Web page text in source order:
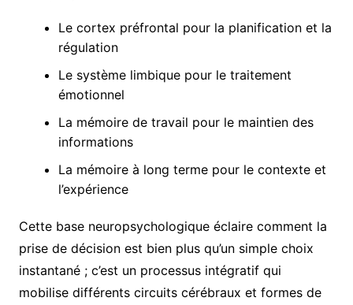
Le cortex préfrontal pour la planification et la
régulation
Le système limbique pour le traitement
émotionnel
La mémoire de travail pour le maintien des
informations
La mémoire à long terme pour le contexte et
l’expérience
Cette base neuropsychologique éclaire comment la
prise de décision est bien plus qu’un simple choix
instantané ; c’est un processus intégratif qui
mobilise différents circuits cérébraux et formes de